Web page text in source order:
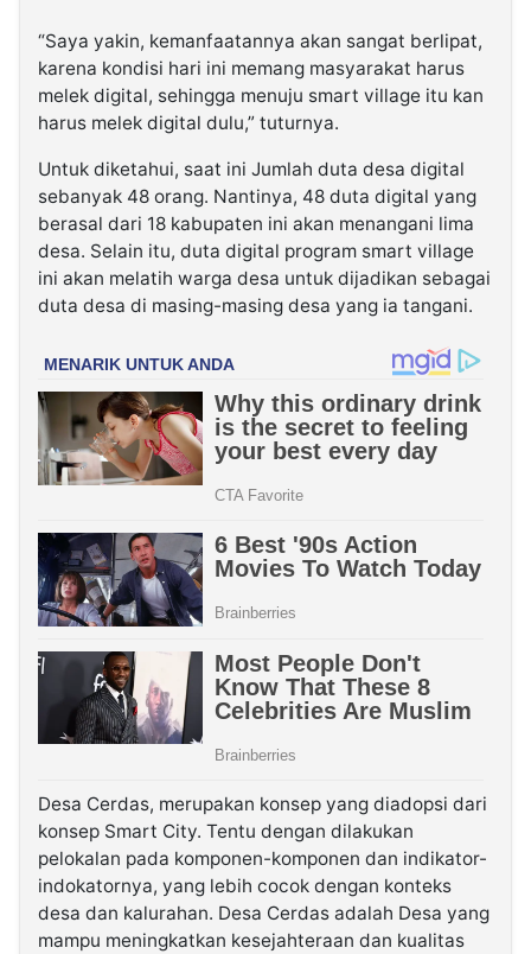
“Saya yakin, kemanfaatannya akan sangat berlipat,
karena kondisi hari ini memang masyarakat harus
melek digital, sehingga menuju smart village itu kan
harus melek digital dulu,” tuturnya.
Untuk diketahui, saat ini Jumlah duta desa digital
sebanyak 48 orang. Nantinya, 48 duta digital yang
berasal dari 18 kabupaten ini akan menangani lima
desa. Selain itu, duta digital program smart village
ini akan melatih warga desa untuk dijadikan sebagai
duta desa di masing-masing desa yang ia tangani.
Desa Cerdas, merupakan konsep yang diadopsi dari
konsep Smart City. Tentu dengan dilakukan
pelokalan pada komponen-komponen dan indikator-
indokatornya, yang lebih cocok dengan konteks
desa dan kalurahan. Desa Cerdas adalah Desa yang
mampu meningkatkan kesejahteraan dan kualitas